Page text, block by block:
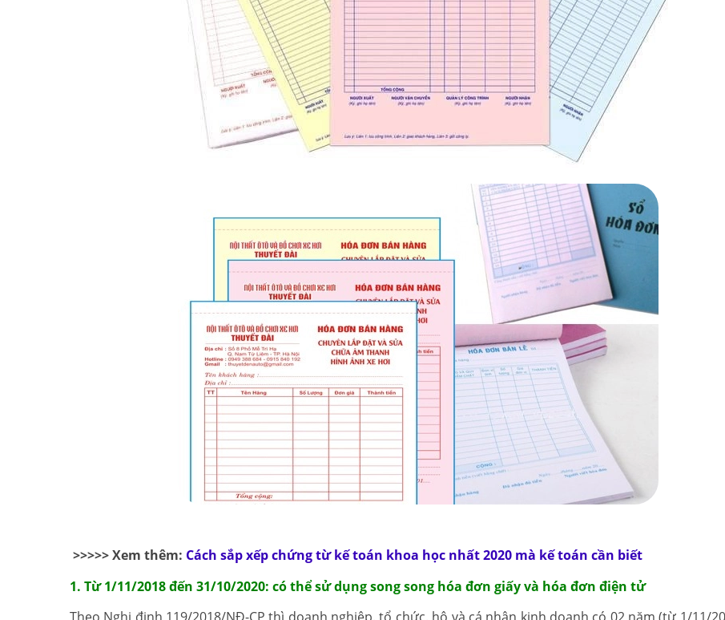
>>>>> Xem thêm: Cách sắp xếp chứng từ kế toán khoa học nhất 2020 mà kế toán cần biết
1. Từ 1/11/2018 đến 31/10/2020: có thể sử dụng song song hóa đơn giấy và hóa đơn điện tử